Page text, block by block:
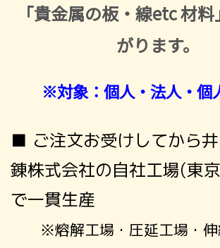
「貴金属の板・線etc 材
がります。
※対象：個人・法人・個
■ ご注文お受けしてから
錬株式会社の自社工場(東
で一貫生産
※熔解工場・圧延工場・伸